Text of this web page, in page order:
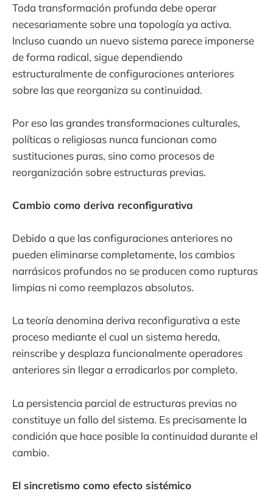
Toda transformación profunda debe operar
necesariamente sobre una topología ya activa.
Incluso cuando un nuevo sistema parece imponerse
de forma radical, sigue dependiendo
estructuralmente de configuraciones anteriores
sobre las que reorganiza su continuidad.
Por eso las grandes transformaciones culturales,
políticas o religiosas nunca funcionan como
sustituciones puras, sino como procesos de
reorganización sobre estructuras previas.
Cambio como deriva reconfigurativa
Debido a que las configuraciones anteriores no
pueden eliminarse completamente, los cambios
narrásicos profundos no se producen como rupturas
limpias ni como reemplazos absolutos.
La teoría denomina deriva reconfigurativa a este
proceso mediante el cual un sistema hereda,
reinscribe y desplaza funcionalmente operadores
anteriores sin llegar a erradicarlos por completo.
La persistencia parcial de estructuras previas no
constituye un fallo del sistema. Es precisamente la
condición que hace posible la continuidad durante el
cambio.
El sincretismo como efecto sistémico